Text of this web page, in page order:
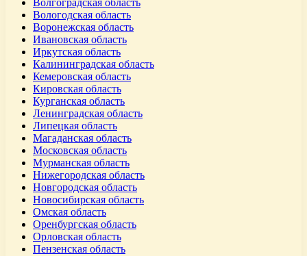
Вологодская область
Воронежская область
Ивановская область
Иркутская область
Калининградская область
Кемеровская область
Кировская область
Курганская область
Ленинградская область
Липецкая область
Магаданская область
Московская область
Мурманская область
Нижегородская область
Новгородская область
Новосибирская область
Омская область
Оренбургская область
Орловская область
Пензенская область